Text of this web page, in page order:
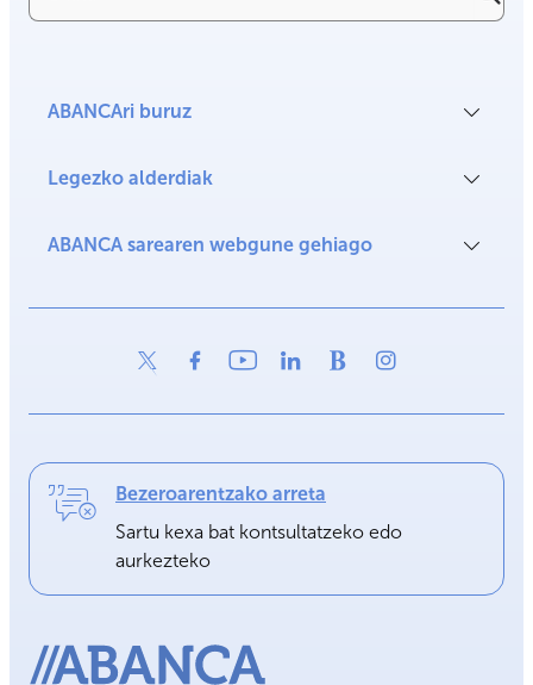
ABANCAri buruz
Legezko alderdiak
ABANCA sarearen webgune gehiago
Bezeroarentzako arreta
Sartu kexa bat kontsultatzeko edo
aurkezteko